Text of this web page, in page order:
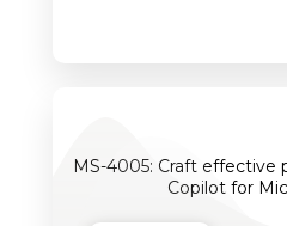
MS-4005: Craft
Copilot for